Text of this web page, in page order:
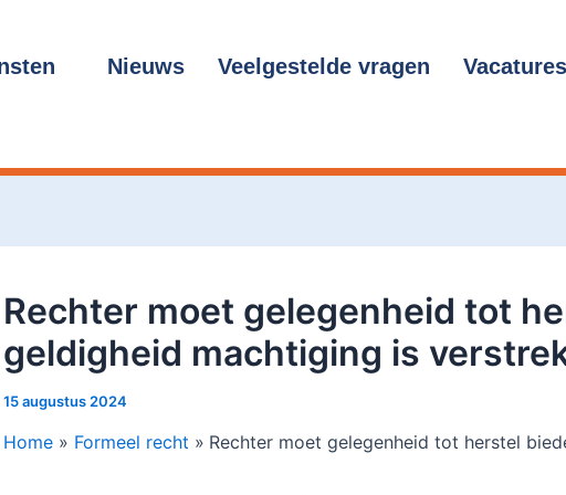
Nieuws Veelgestelde vragen Vacatures
Rechter moet gelegenheid tot
geldigheid machtiging is
15 augustus 2024
Home Formeel recht Rechter moet gelegenheid tot herstel